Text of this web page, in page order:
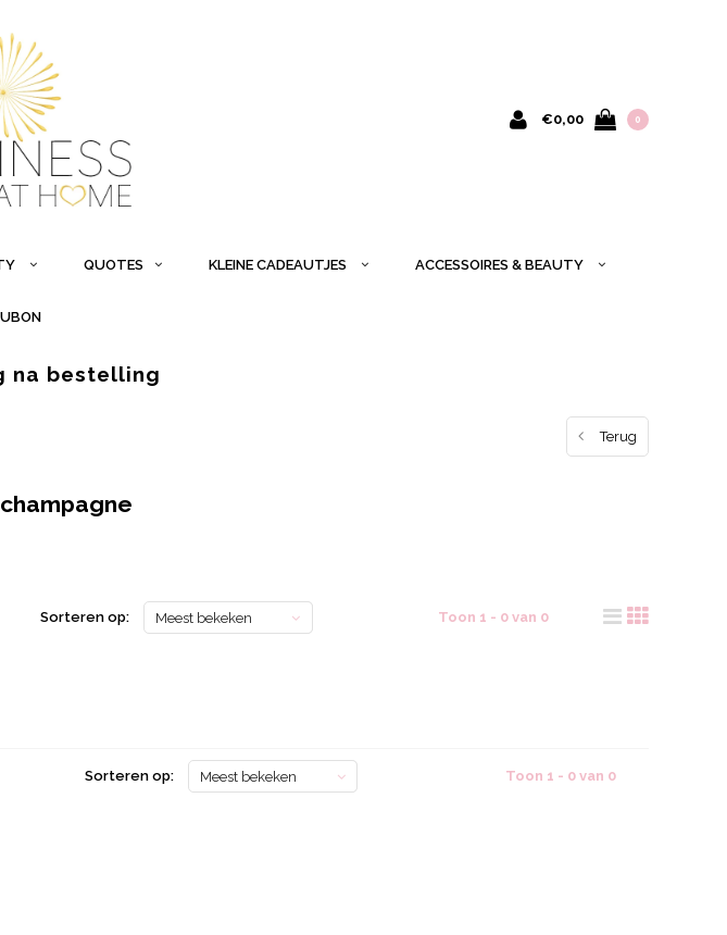
€0,00 0
QUOTES KLEINE CADEAUTJES ACCESSOIRES & BEAUTY
na bestelling
Terug
Sorteren op: Meest bekeken Toon 1 - 0 van 0
Sorteren op: Meest bekeken Toon 1 - 0 van 0